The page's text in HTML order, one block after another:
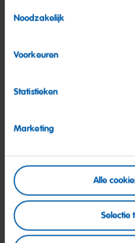
Noodzakelijk
Voorkeuren
Statistieken
Marketing
Alle
Selectie
Kennis van netwerk-,
Ervaring met monitoring-
Ervaring met productie- of
Flexibel en open voor
verantwoordelijkheden.
Praktische, hands-on en
Sterke